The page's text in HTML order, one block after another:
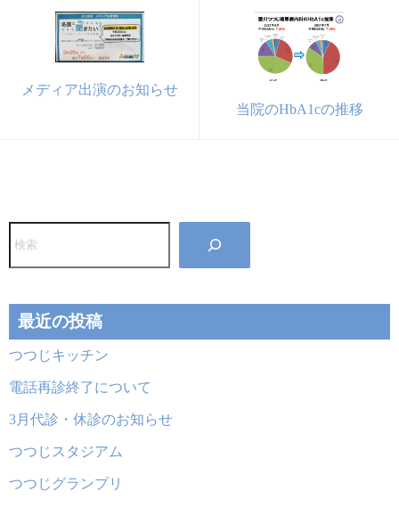
メディア出演のお知らせ
当院のHbA1cの推移
索
最近の投稿
つつじキッチン
電話再診終了について
3月代診・休診のお知らせ
つつじスタジアム
つつじグランプリ